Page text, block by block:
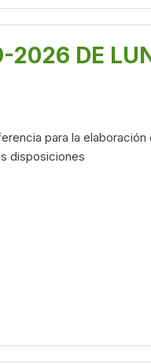
2026 DE
para la
disposiciones